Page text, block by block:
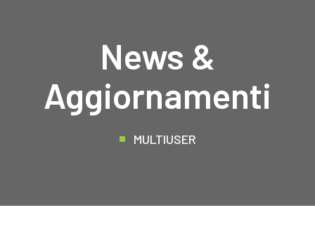
News &
Aggiornamenti
MULTIUSER